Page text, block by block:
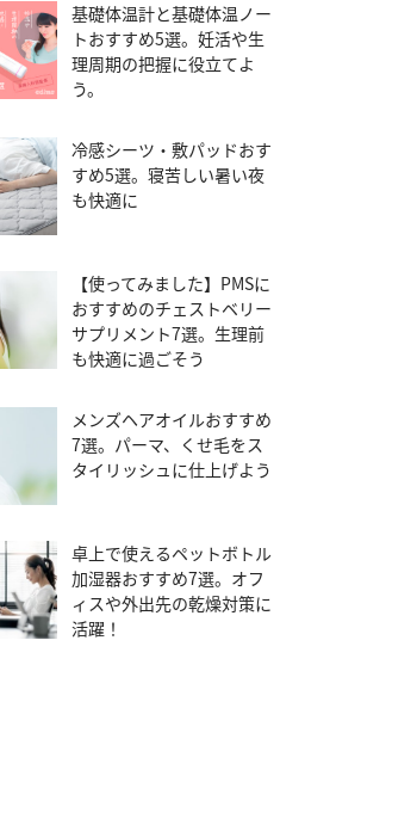
基礎体温計と基礎体温ノー
トおすすめ5選。妊活や生
理周期の把握に役立てよ
う。
冷感シーツ・敷パッドおす
すめ5選。寝苦しい暑い夜
も快適に
【使ってみました】PMSに
おすすめのチェストベリー
サプリメント7選。生理前
も快適に過ごそう
メンズヘアオイルおすすめ
7選。パーマ、くせ毛をス
タイリッシュに仕上げよう
卓上で使えるペットボトル
加湿器おすすめ7選。オフ
ィスや外出先の乾燥対策に
活躍！